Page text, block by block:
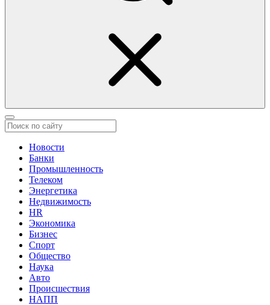
Новости
Банки
Промышленность
Телеком
Энергетика
Недвижимость
HR
Экономика
Бизнес
Спорт
Общество
Наука
Авто
Происшествия
НАПП